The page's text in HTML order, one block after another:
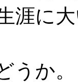
涯に
うか。